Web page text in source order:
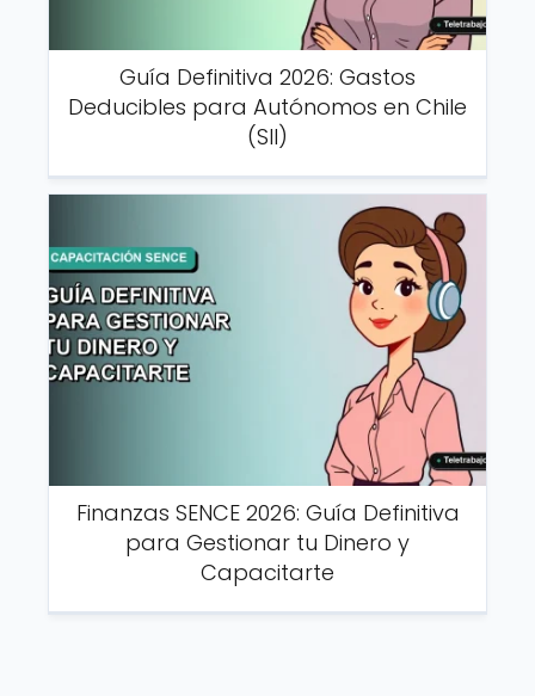
Guía Definitiva 2026: Gastos
Deducibles para Autónomos en Chile
(SII)
Finanzas SENCE 2026: Guía Definitiva
para Gestionar tu Dinero y
Capacitarte